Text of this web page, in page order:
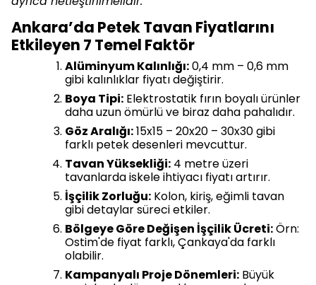
Ankara’da Petek Tavan Fiyatlarını
Etkileyen 7 Temel Faktör
Alüminyum Kalınlığı:0,4 mm – 0,6 mm
gibi kalınlıklar fiyatı değiştirir.
Boya Tipi: Elektrostatik fırın boyalı ürünler
daha uzun ömürlü ve biraz daha pahalıdır.
Göz Aralığı:15x15 – 20x20 – 30x30 gibi
farklı petek desenleri mevcuttur.
Tavan Yüksekliği: 4 metre üzeri
tavanlarda iskele ihtiyacı fiyatı artırır.
İşçilik Zorluğu: Kolon, kiriş, eğimli tavan
gibi detaylar süreci etkiler.
Bölgeye Göre Değişen İşçilik Ücreti:Örn:
Ostim'de fiyat farklı, Çankaya'da farklı
olabilir.
Kampanyalı Proje Dönemleri: Büyük